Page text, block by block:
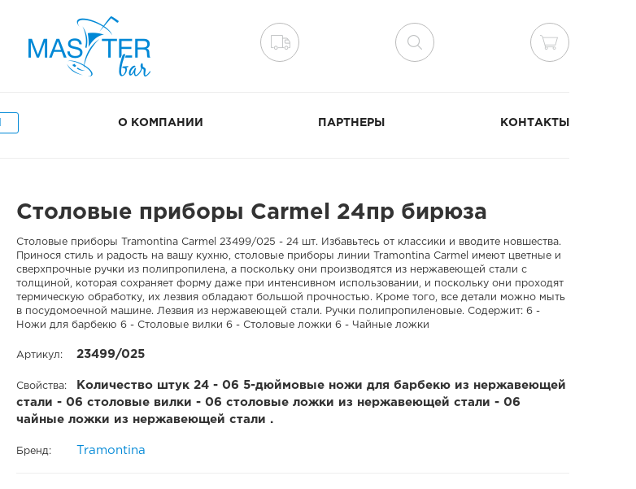
О КОМПАНИИ ПАРТНЕРЫ КОНТАКТЫ
Столовые приборы Carmel 24пр бирюза
Столовые приборы Tramontina Carmel 23499/025 - 24 шт. Избавьтесь от классики и вводите новшества.
Принося стиль и радость на вашу кухню, столовые приборы линии Tramontina Carmel имеют цветные и
сверхпрочные ручки из полипропилена, а поскольку они производятся из нержавеющей стали с
толщиной, которая сохраняет форму даже при интенсивном использовании, и поскольку они проходят
термическую обработку, их лезвия обладают большой прочностью. Кроме того, все детали можно мыть
в посудомоечной машине. Лезвия из нержавеющей стали. Ручки полипропиленовые. Содержит: 6 -
Ножи для барбекю 6 - Столовые вилки 6 - Столовые ложки 6 - Чайные ложки
Артикул: 23499/025
Свойства:
Количество штук 24 - 06 5-дюймовые ножи для барбекю из нержавеющей
стали - 06 столовые вилки - 06 столовые ложки из нержавеющей стали - 06
чайные ложки из нержавеющей стали .
Бренд: Tramontina